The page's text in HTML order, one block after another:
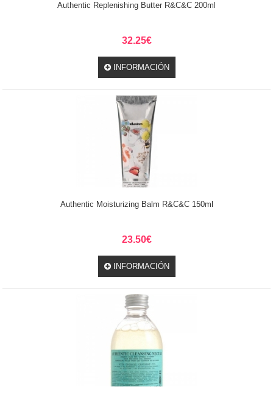
Authentic Replenishing Butter R&C&C 200ml
32.25€
INFORMACIÓN
Authentic Moisturizing Balm R&C&C 150ml
23.50€
INFORMACIÓN